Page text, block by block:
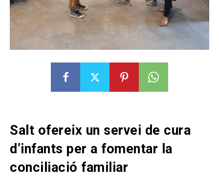
Salt ofereix un servei de cura
d’infants per a fomentar la
conciliació familiar